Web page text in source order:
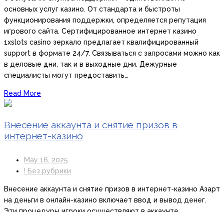
основных услуг казино. От стандарта и быстроты
функционирования поддержки, определяется репутация
игрового сайта. Сертифицированное интернет казино
1xslots casino зеркало предлагает квалифицированный
support в формате 24/7. Связываться с запросами можно как
в деловые дни, так и в выходные дни. Дежурные
специалисты могут предоставить…
Read More
Внесение аккаунта и снятие призов в
интернет-казино
May 16, 2025
! Без рубрики
Внесение аккаунта и снятие призов в интернет-казино Азарт
на деньги в онлайн-казино включает ввод и вывод денег.